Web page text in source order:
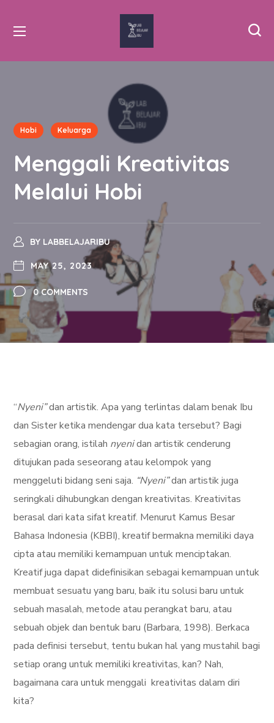
Hobi Keluarga
Menggali Kreativitas
Melalui Hobi
BY LABBELAJARIBU
MAY 25, 2023
0 COMMENTS
“Nyeni”dan artistik. Apa yang terlintas dalam benak Ibu
dan Sister ketika mendengar dua kata tersebut? Bagi
sebagian orang, istilah nyenidan artistik cenderung
ditujukan pada seseorang atau kelompok yang
menggeluti bidang seni saja. “Nyeni”dan artistik juga
seringkali dihubungkan dengan kreativitas. Kreativitas
berasal dari kata sifat kreatif. Menurut Kamus Besar
Bahasa Indonesia (KBBI), kreatif bermakna memiliki daya
cipta atau memiliki kemampuan untuk menciptakan.
Kreatif juga dapat didefinisikan sebagai kemampuan untuk
membuat sesuatu yang baru, baik itu solusi baru untuk
sebuah masalah, metode atau perangkat baru, atau
sebuah objek dan bentuk baru (Barbara, 1998). Berkaca
pada definisi tersebut, tentu bukan hal yang mustahil bagi
setiap orang untuk memiliki kreativitas, kan? Nah,
bagaimana cara untuk menggali kreativitas dalam diri
kita?